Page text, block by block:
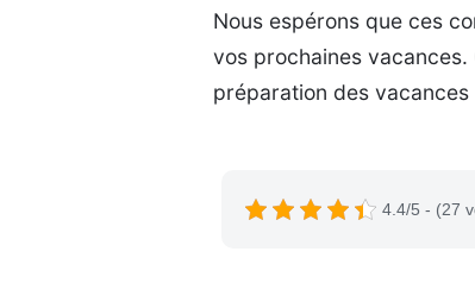
Nous espérons que ces
vos prochaines
préparation des
4.4/5 - (27